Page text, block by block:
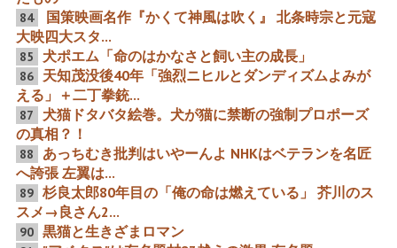
なななんとっ！町山智浩が
主人公「生中継！第94回ア
カデミー賞受賞式」とあい
ちトリエンナーレ 書類送検
と在日の証拠動画
「どうする拓哉」売国芸能
ウォッチ2023年10月号 木
ん喜多川「ＹＯＵ、悪役や
っちゃいなよ～」「主演で
うし」進撃の堺雅人
国民栄誉賞は過大評価!! 日
本映画最大の黄金期の片岡
千恵蔵VS長谷川一夫の７ラ
ウンド勝負
「金田一耕助シリーズ」の
ていた意外過ぎた名音楽家
の攻防戦
84
国策映画名作『かくて神風は吹く』 北条時宗と元寇
大映四大スタ...
85 犬ポエム「命のはかなさと飼い主の成長」
86
天知茂没後40年「強烈ニヒルとダンディズムよみが
える」＋二丁拳銃...
87
犬猫ドタバタ絵巻。犬が猫に禁断の強制プロポーズ
の真相？！
88
あっちむき批判はいやーんよ NHKはベテランを名匠
へ誇張 左翼は...
89 杉良太郎80年目の「俺の命は燃えている」 芥川のス
スメ→良さん2...
90 黒猫と生きざまロマン